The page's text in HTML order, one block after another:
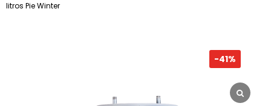
litros Pie Winter
-41%